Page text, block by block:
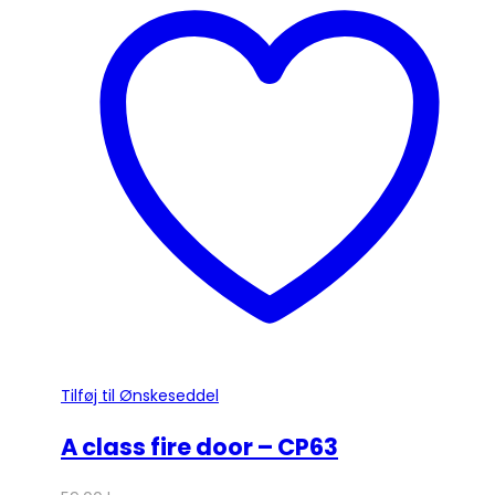
flere
varianter.
Mulighederne
Tilføj til Ønskeseddel
A class fire door – CP63